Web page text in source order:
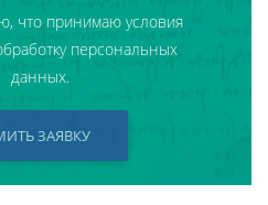
что принимаю условия
персональных
данных.
ЗАЯВКУ